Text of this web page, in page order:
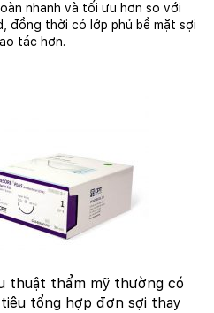
nhanh và tối ưu hơn so với
đồng thời có lớp phủ bề mặt sợi
tác hơn.
thuật thẩm mỹ thường có
tổng hợp đơn sợi thay